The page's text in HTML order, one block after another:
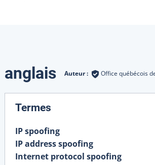
Traductions
anglais Auteur : Office québécois
Termes
IP spoofing
IP address spoofing
Internet protocol spoofing